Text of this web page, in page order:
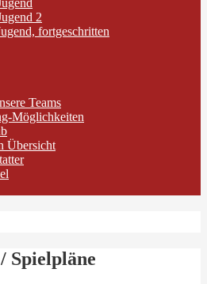
2
fortgeschritten
Teams
Möglichkeiten
Übersicht
Spielpläne